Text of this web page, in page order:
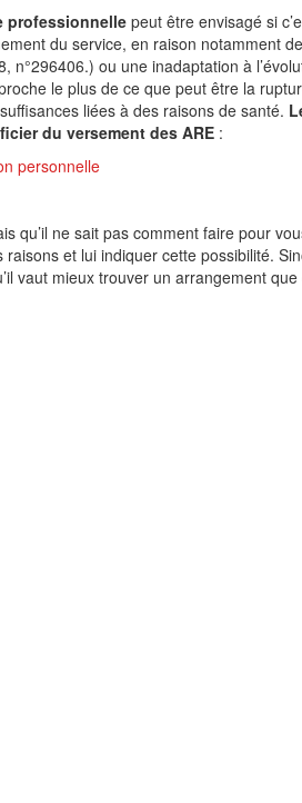
professionnellepeut être envisagé si
du service, en raison notamment
n°296406.) ou une inadaptation à
le plus de ce que peut être la
liées à des raisons de santé.
du versement des ARE :
personnelle
qu’il ne sait pas comment faire pour
et lui indiquer cette possibilité.
vaut mieux trouver un arrangement